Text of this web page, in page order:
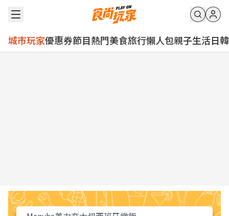
城市玩家優惠券節目熱門美食旅行懶人包親子生活日韓